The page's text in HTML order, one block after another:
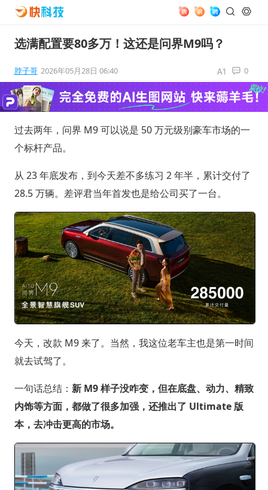
选满配置要80多万！这还是问界M9吗？
脖子哥 2026年05月28日 06:40 0
过去两年，问界 M9 可以说是 50 万元级别豪车市场的一
个标杆产品。
从 23 年底发布，到今天差不多练习 2 年半，累计交付了
28.5 万辆。差评君当年首发也是给公司买了一台。
今天，改款 M9 来了。当然，我这位老车主也是第一时间
就去试驾了。
一句话总结： 新 M9 样子没咋变，但在底盘、动力、精致
内饰等方面，都做了很多加强，还推出了 Ultimate 版
本，去冲击更高的市场。